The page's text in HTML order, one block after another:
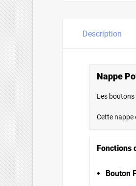
Description
Nappe
Les boutons
Cette nappe
Fonctions
Bouton